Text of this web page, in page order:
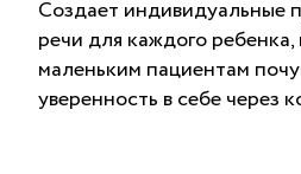
Создает индивидуальные
речи для каждого ребенка,
маленьким пациентам
уверенность в себе через